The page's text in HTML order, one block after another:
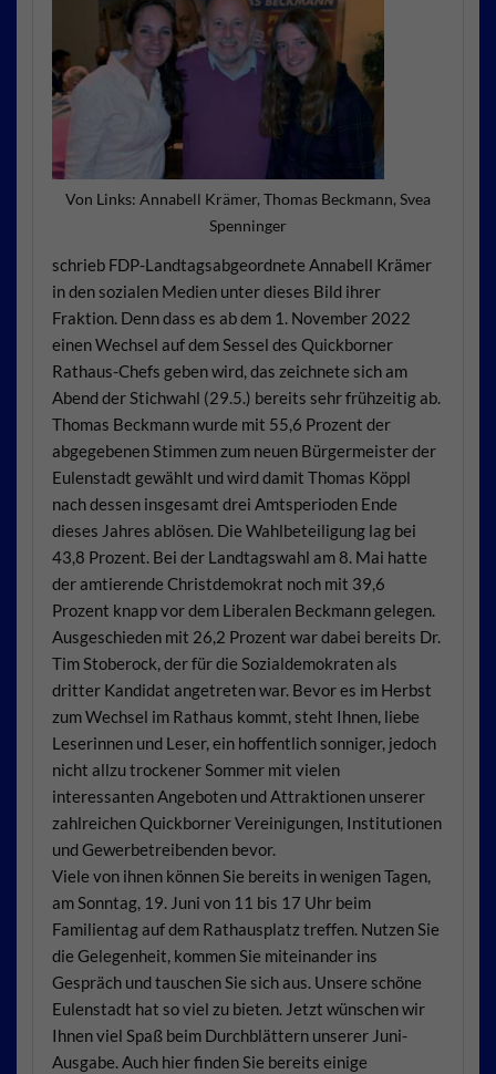
Von Links: Annabell Krämer, Thomas Beckmann, Svea
Spenninger
schrieb FDP-Landtagsabgeordnete Annabell Krämer
in den sozialen Medien unter dieses Bild ihrer
Fraktion. Denn dass es ab dem 1. November 2022
einen Wechsel auf dem Sessel des Quickborner
Rathaus-Chefs geben wird, das zeichnete sich am
Abend der Stichwahl (29.5.) bereits sehr frühzeitig ab.
Thomas Beckmann wurde mit 55,6 Prozent der
abgegebenenStimmen zum neuen Bürgermeisterder
Eulenstadt gewählt und wird damit Thomas Köppl
nach dessen insgesamt drei Amtsperioden Ende
dieses Jahres ablösen. Die Wahlbeteiligung lag bei
43,8 Prozent. Bei der Landtagswahl am 8. Mai hatte
der amtierende Christdemokrat noch mit 39,6
Prozent knappvor dem Liberalen Beckmann gelegen.
Ausgeschieden mit 26,2 Prozent wardabei bereits Dr.
Tim Stoberock, derfür die Sozialdemokraten als
dritter Kandidat angetreten war. Bevor es im Herbst
zumWechsel im Rathaus kommt, steht Ihnen, liebe
Leserinnen und Leser, ein hoffentlich sonniger, jedoch
nicht allzu trockener Sommer mit vielen
interessanten Angeboten und Attraktionen unserer
zahlreichenQuickborner Vereinigungen, Institutionen
und Gewerbetreibenden bevor.
Viele von ihnen können Sie bereits inwenigen Tagen,
am Sonntag, 19. Juni von 11 bis 17 Uhr beim
Familientag aufdem Rathausplatz treffen. Nutzen Sie
die Gelegenheit, kommen Sie miteinander ins
Gespräch und tauschen Sie sich aus. Unsere schöne
Eulenstadt hat so viel zu bieten. Jetzt wünschenwir
Ihnen viel Spaß beim Durchblättern unserer Juni-
Ausgabe. Auch hier finden Sie bereits einige